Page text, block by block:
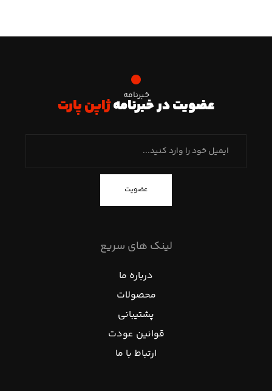
خبرنامه
عضویت در خبرنامهژاپن پارت
عضویت
لینک های سریع
درباره ما
محصولات
پشتیبانی
قوانین عودت
ارتباط با ما